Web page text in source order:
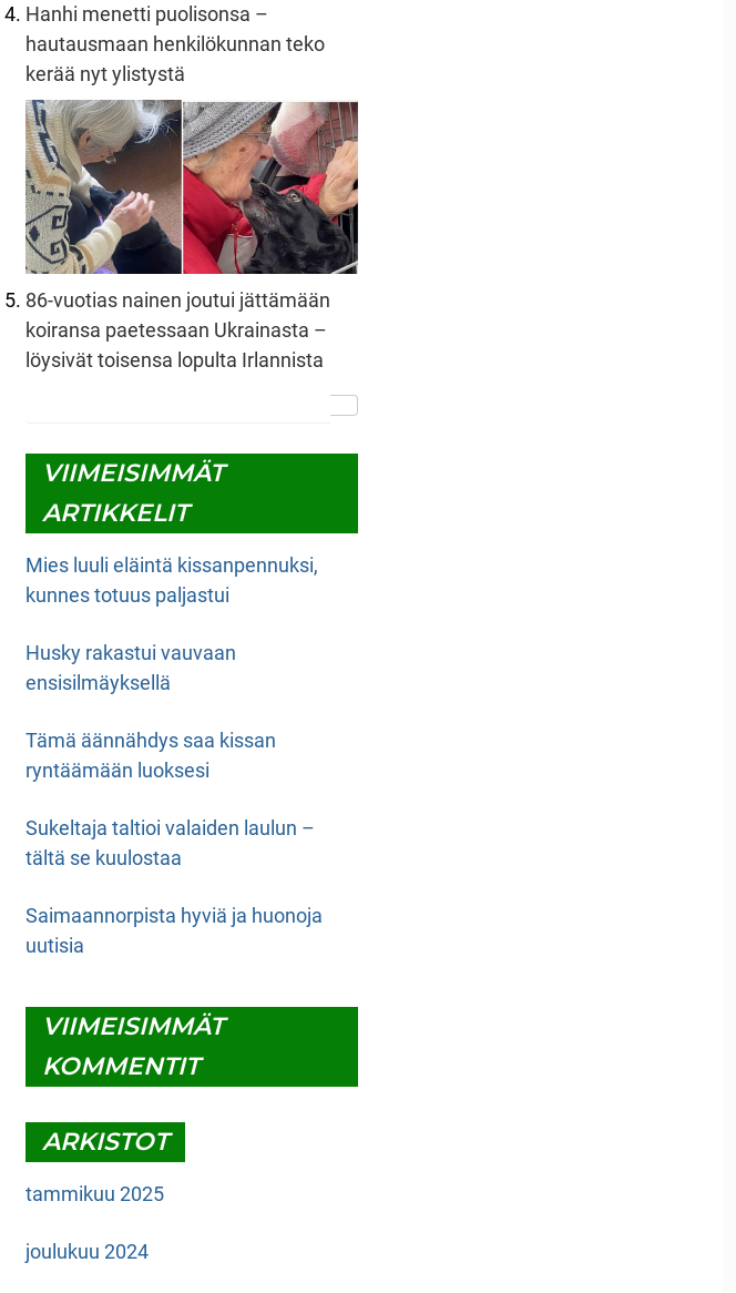
Hanhi menetti puolisonsa –
hautausmaan henkilökunnan teko
kerää nyt ylistystä
86-vuotias nainen joutui jättämään
koiransa paetessaan Ukrainasta –
löysivät toisensa lopulta Irlannista
VIIMEISIMMÄT
ARTIKKELIT
Mies luuli eläintä kissanpennuksi,
kunnes totuus paljastui
Husky rakastui vauvaan
ensisilmäyksellä
Tämä äännähdys saa kissan
ryntäämään luoksesi
Sukeltaja taltioi valaiden laulun –
tältä se kuulostaa
Saimaannorpista hyviä ja huonoja
uutisia
VIIMEISIMMÄT
KOMMENTIT
ARKISTOT
tammikuu 2025
joulukuu 2024